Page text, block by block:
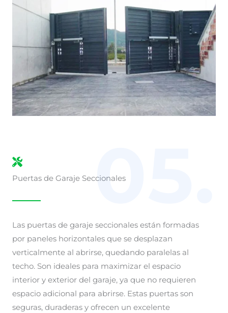
Puertas de Garaje Seccionales05.
Las puertas de garaje seccionales están formadas
por paneles horizontales que se desplazan
verticalmente al abrirse, quedando paralelas al
techo. Son ideales para maximizar el espacio
interior y exterior del garaje, ya que no requieren
espacio adicional para abrirse. Estas puertas son
seguras, duraderas y ofrecen un excelente